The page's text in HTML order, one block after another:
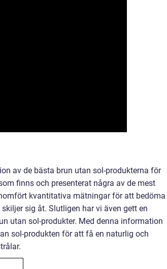
av de bästa brun utan sol-produkterna för
finns och presenterat några av de mest
kvantitativa mätningar för att bedöma
sig åt. Slutligen har vi även gett en
utan sol-produkter. Med denna information
sol-produkten för att få en naturlig och